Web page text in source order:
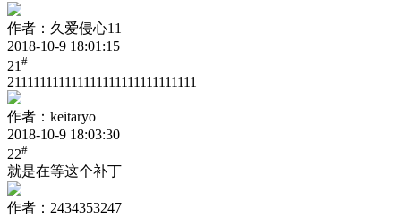
作者：久爱侵心11
2018-10-9 18:01:15
21 #
211111111111111111111111111111
作者：keitaryo
2018-10-9 18:03:30
22#
就是在等这个补丁
作者：2434353247